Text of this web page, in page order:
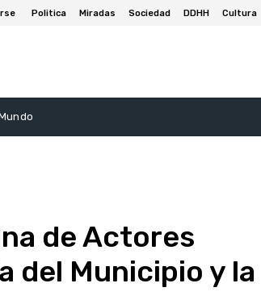
Politica Miradas Sociedad DDHH Cultura
de Actores
del Municipio y la